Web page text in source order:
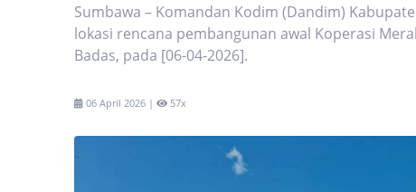
Sumbawa – Komandan Kodim (Dandim)
lokasi rencana pembangunan awal Koperasi
Badas, pada [06-04-2026].
06 April 2026 | 57x